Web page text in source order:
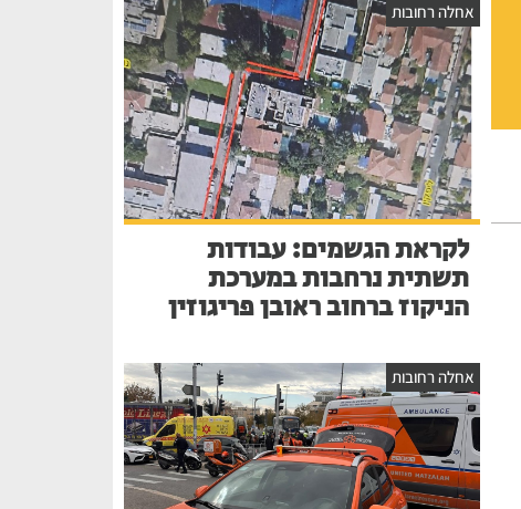
אחלה רחובות
לקראת הגשמים: עבודות
תשתית נרחבות במערכת
הניקוז ברחוב ראובן פריגוזין
אחלה רחובות